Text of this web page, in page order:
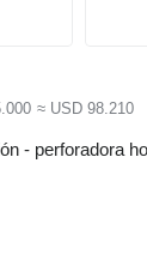
≈ USD 98.210
- perforadora